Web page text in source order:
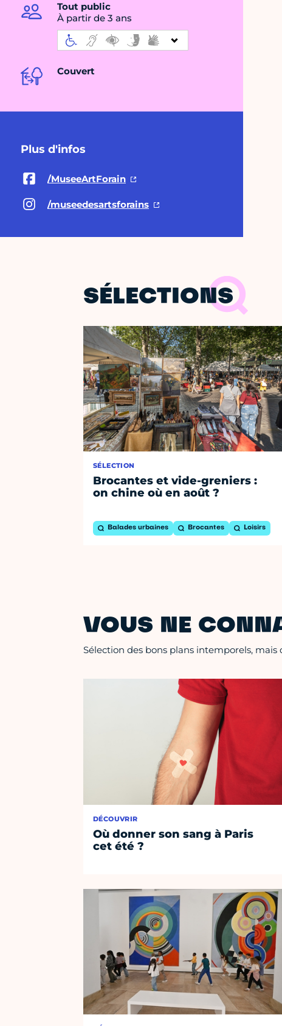
Tout public
À partir de 3 ans
Couvert
Plus d'infos
/MuseeArtForain
/museedesartsforains
SÉLECTIONS
SÉLECTION
Brocantes et vide-greniers :
on chine où en août ?
Balades urbaines Brocantes Loisirs
VOUS NE
Sélection des bons plans intemporels,
DÉCOUVRIR
Où donner son sang à Paris
cet été ?